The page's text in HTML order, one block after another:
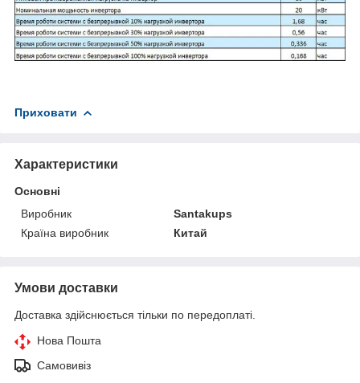
Приховати
Характеристики
Основні
Виробник
Santakups
Країна виробник
Китай
Умови доставки
Доставка здійснюється тільки по передоплаті.
Нова Пошта
Самовивіз